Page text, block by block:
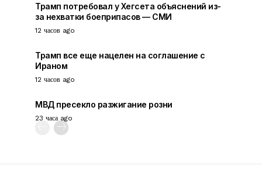
Трамп потребовал у Хегсета объяснений из-
за нехватки боеприпасов — СМИ
12 часов ago
Трамп все еще нацелен на соглашение с
Ираном
12 часов ago
МВД пресекло разжигание розни
23 часа ago